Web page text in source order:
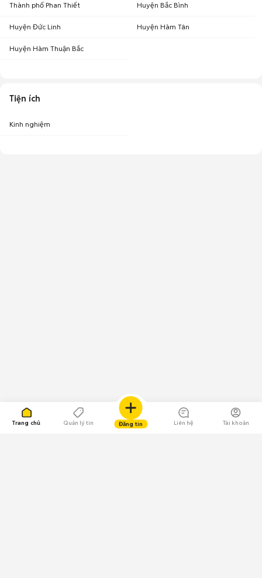
Trang chủ Quản lý tin Đăng tin Liên hệ Tài khoản
Thành phố Phan Thiết Huyện Bắc Bình
Huyện Đức Linh Huyện Hàm Tân
Huyện Hàm Thuận Bắc
Tiện ích
Kinh nghiệm